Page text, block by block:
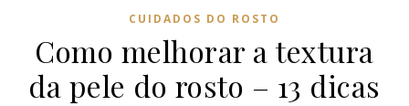
CUIDADOS DO ROSTO
Como melhorar a textura
da pele do rosto – 13 dicas